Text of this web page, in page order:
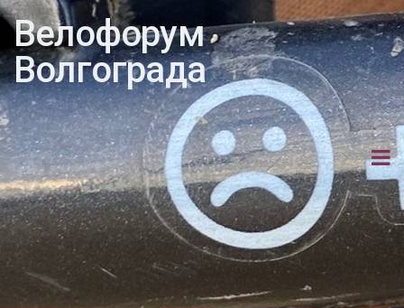
Велофорум
Волгограда